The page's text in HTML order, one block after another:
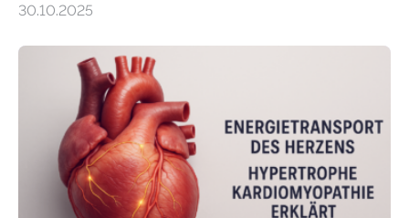
behandelt werden kann. In ihrer aktuellen Studie,
Oncology, zeigen die Forschenden, dass Mini-Tumore
aus Gewebe von Patientinnen und Patienten –
sogenannte Organoide – genutzt werden können, um
vorab zu prüfen, welche Medikamente am besten
wirken. Dabei wurde ein Eiweiß identifiziert, das künftig
als Biomarker für die Wahl der passenden Therapie
dienen könnte. Darmkrebs zählt weltweit zu den
30.10.2025